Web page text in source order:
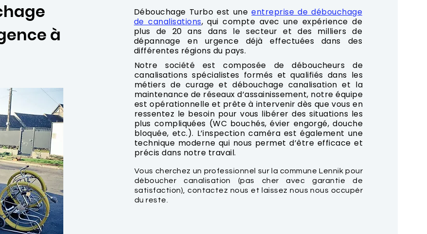
à
Débouchage Turbo est uneentreprise de débouchage
de canalisations, qui compte avec une expérience de
plus de 20 ans dans le secteur et des milliers de
dépannage en urgence déjà effectuées dans des
différentes régions du pays.
Notre société est composée de déboucheurs de
canalisations spécialistes formés et qualifiés dans les
métiers de curage et débouchage canalisation et la
maintenance de réseaux d’assainissement, notre équipe
est opérationnelle et prête à intervenir dès que vous en
ressentez le besoin pour vous libérer des situations les
plus compliquées (WC bouchés, évier engorgé, douche
bloquée, etc.). L’inspection caméra est également une
technique moderne qui nous permet d’être efficace et
précis dans notre travail.
Vous cherchez un professionnel sur la commune Lennik pour
déboucher canalisation (pas cher avec garantie de
satisfaction), contactez nous et laissez nous nous occupér
du reste.